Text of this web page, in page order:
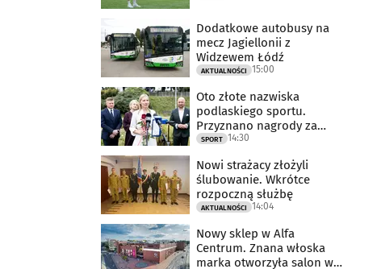
Dodatkowe autobusy na
mecz Jagiellonii z
Widzewem Łódź
AKTUALNOŚCI 15:00
Oto złote nazwiska
podlaskiego sportu.
Przyznano nagrody za
2025 rok
SPORT 14:30
Nowi strażacy złożyli
ślubowanie. Wkrótce
rozpoczną służbę
AKTUALNOŚCI 14:04
Nowy sklep w Alfa
Centrum. Znana włoska
marka otworzyła salon w